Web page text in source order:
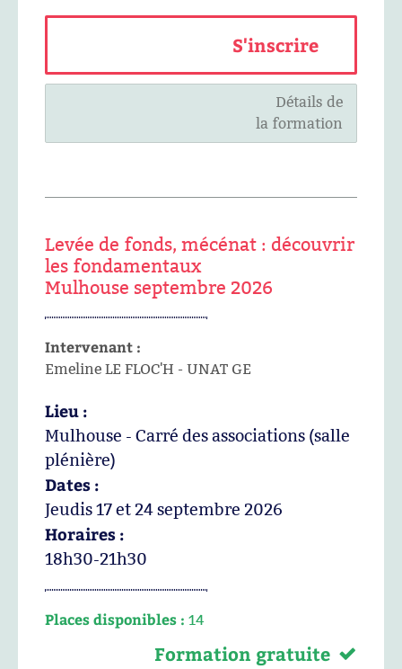
S'inscrire
Détails de
la formation
Levée de fonds, mécénat : découvrir
les fondamentaux
Mulhouse septembre 2026
Intervenant :
Emeline LE FLOC'H - UNAT GE
Lieu :
Mulhouse - Carré des associations (salle
plénière)
Dates :
Jeudis 17 et 24 septembre 2026
Horaires :
18h30-21h30
Places disponibles : 14
Formation gratuite